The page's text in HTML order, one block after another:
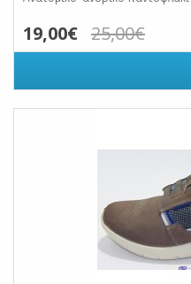
19,00€ 25,00€